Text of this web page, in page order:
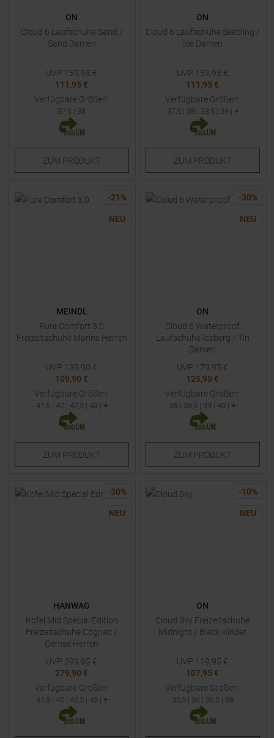
ON
Cloud 6 Laufschuhe Sand /
Sand Damen
UVP 159,95 €
111,95 €
Verfügbare Größen:
37,5 | 38
ZUM PRODUKT
ON
Cloud 6 Laufschuhe Seedling /
Ice Damen
UVP 159,95 €
111,95 €
Verfügbare Größen:
37,5 | 38 | 38,5 | 39 | +
ZUM PRODUKT
-21 %
NEU
MEINDL
Pure Comfort 3.0
Freizeitschuhe Marine Herren
UVP 139,90 €
109,90 €
Verfügbare Größen:
41,5 | 42| 42,5 | 43 | +
ZUM PRODUKT
-30%
NEU
ON
Cloud 6 Waterproof
Laufschuhe Iceberg / Tin
Damen
UVP 179,95 €
125,95 €
Verfügbare Größen:
38 | 38,5 | 39 | 40 | +
ZUM PRODUKT
-30%
NEU
HANWAG
Kofel Mid Special Edition
Freizeitschuhe Cognac /
Gemse Herren
UVP 399,95 €
279,90 €
Verfügbare Größen:
41,5 | 42| 42,5 | 43 | +
-10%
NEU
ON
Cloud Sky Freizeitschuhe
Midnight / Black Kinder
UVP 119,95 €
107,95 €
Verfügbare Größen:
35,5 | 36 | 36,5 | 38